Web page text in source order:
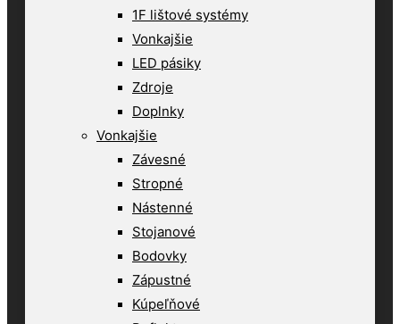
1F lištové systémy
Vonkajšie
LED pásiky
Zdroje
Doplnky
Vonkajšie
Závesné
Stropné
Nástenné
Stojanové
Bodovky
Zápustné
Kúpeľňové